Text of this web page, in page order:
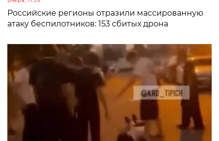
Российские регионы отразили массированную
атаку беспилотников: 153 сбитых дрона